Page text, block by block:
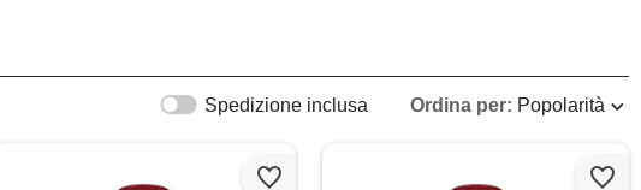
Ordina per: Popolarità
Spedizione inclusa